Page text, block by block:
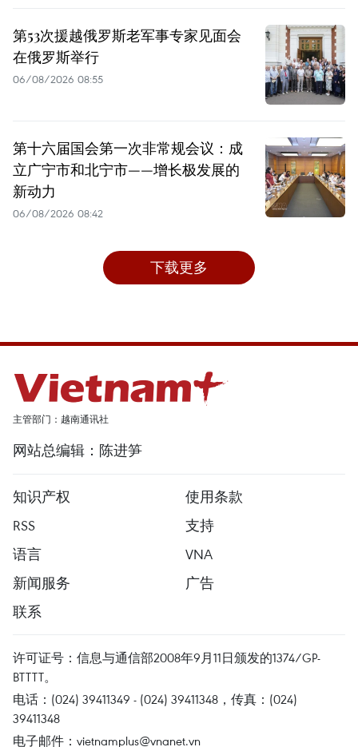
第53次援越俄罗斯老军事专家见面会
在俄罗斯举行
06/08/2026 08:55
第十六届国会第一次非常规会议：成
立广宁市和北宁市——增长极发展的
新动力
06/08/2026 08:42
下载更多
主管部门：越南通讯社
网站总编辑：陈进笋
知识产权
使用条款
RSS
支持
语言
VNA
新闻服务
广告
联系
许可证号：信息与通信部2008年9月11日颁发的1374/GP-
BTTTT。
电话：(024) 39411349 - (024) 39411348，传真：(024)
39411348
电子邮件： vietnamplus@vnanet.vn